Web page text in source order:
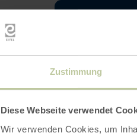
Zustimmung
Diese Webseite verwendet
Wir verwenden Cookies, um
en savoir